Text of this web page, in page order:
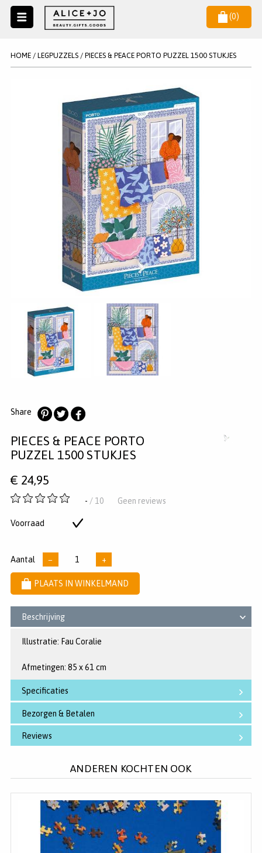
(0)
MAKE UP ACCESSOIRES
REGISTREREN
HELP
KLANTENSERVICE
HOME/ LEGPUZZELS/ PIECES & PEACE PORTO PUZZEL 1500 STUKJES
Share
op
Pinterest
op
Twitter
op
Facebook
PIECES & PEACE PORTO
PUZZEL 1500 STUKJES
€ 24,95
-
5
- / 10 Geen reviews
Voorraad
Aantal − +
PLAATS IN WINKELMAND
Beschrijving
Illustratie: Fau Coralie
Afmetingen: 85 x 61 cm
Specificaties
Bezorgen & Betalen
Reviews
ANDEREN KOCHTEN OOK
NIEUWSBRIEF
AANMELDEN